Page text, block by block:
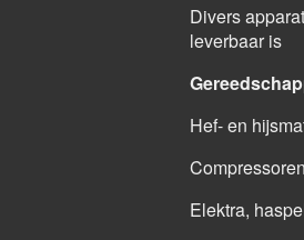
Divers
leverbaar is
Hef- en
Elektra,